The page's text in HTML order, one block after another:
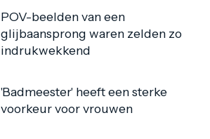
POV-beelden van een
glijbaansprong waren zelden zo
indrukwekkend
'Badmeester' heeft een sterke
voorkeur voor vrouwen